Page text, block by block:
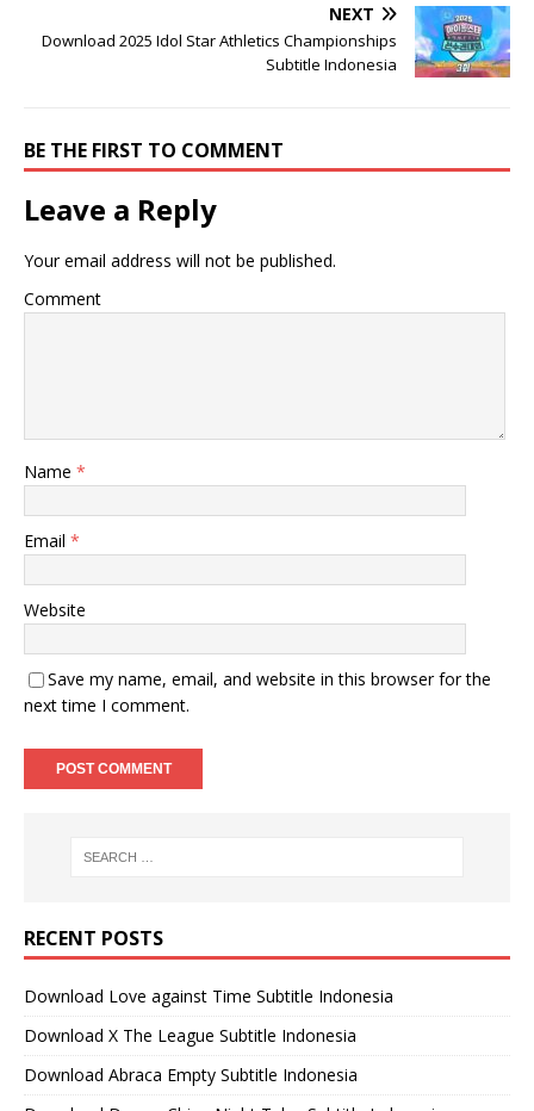
NEXT
Download 2025 Idol Star Athletics Championships
Subtitle Indonesia
BE THE FIRST TO COMMENT
Leave a Reply
Your email address will not be published.
Comment
Name *
Email *
Website
Save my name, email, and website in this browser for the
next time I comment.
RECENT POSTS
Download Love against Time Subtitle Indonesia
Download X The League Subtitle Indonesia
Download Abraca Empty Subtitle Indonesia